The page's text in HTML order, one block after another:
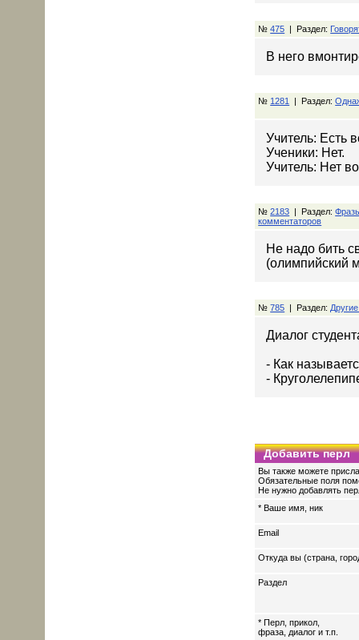
№475 | Раздел:
В него
№ 1281 | Раздел:
Учитель: Есть
Ученики: Нет.
Учитель: Нет
№2183 | Раздел:
комментаторов
Не надо бить
(олимпийский
№785 | Раздел:
Диалог
- Как
-
Добавить перл
Вы также можете
Обязательные поля
Не нужно добавлять
* Ваше имя, ник
Email
Откуда вы (страна,
Раздел
* Перл, прикол,
фраза, диалог и т.п.